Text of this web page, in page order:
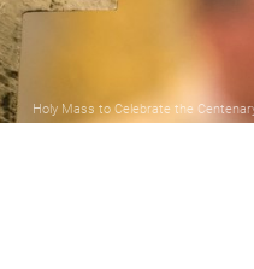
Holy Mass to Celebrate the